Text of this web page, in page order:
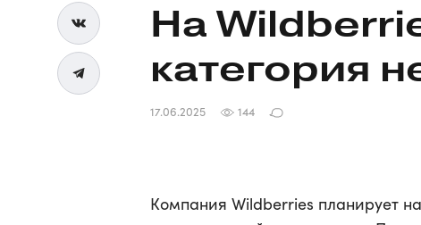
На
категория
17.06.2025 144
Компания Wildberries планирует